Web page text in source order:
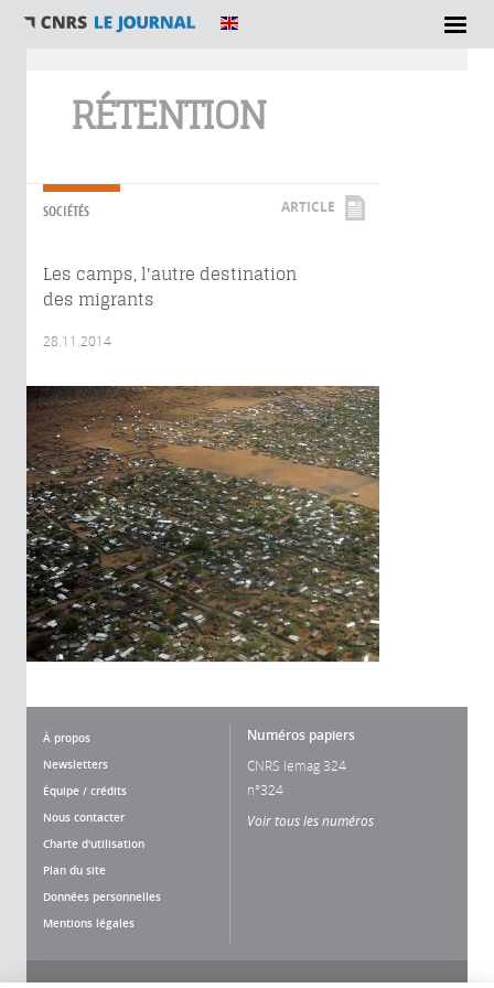
RÉTENTION
SOCIÉTÉS ARTICLE
Les camps, l'autre destination
des migrants
28.11.2014
À propos
Newsletters
Équipe / crédits
Nous contacter
Charte d'utilisation
Plan du site
Données personnelles
Mentions légales
Numéros papiers
CNRS lemag 324
n°324
Voir tous les numéros